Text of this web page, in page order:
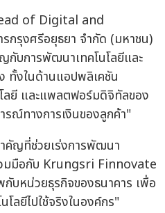
of Digital and
รุงศรีอยุธยา จำกัด (มหาชน)
กับการพัฒนาเทคโนโลยีและ
ทั้งในด้านแอปพลิเคชัน
ลยี และแพลตฟอร์มดิจิทัลของ
รณ์ทางการเงินของลูกค้า"
คัญที่ช่วยเร่งการพัฒนา
วมมือกับ Krungsri Finnovate
บหน่วยธุรกิจของธนาคาร เพื่อ
โลยีไปใช้จริงในองค์กร"